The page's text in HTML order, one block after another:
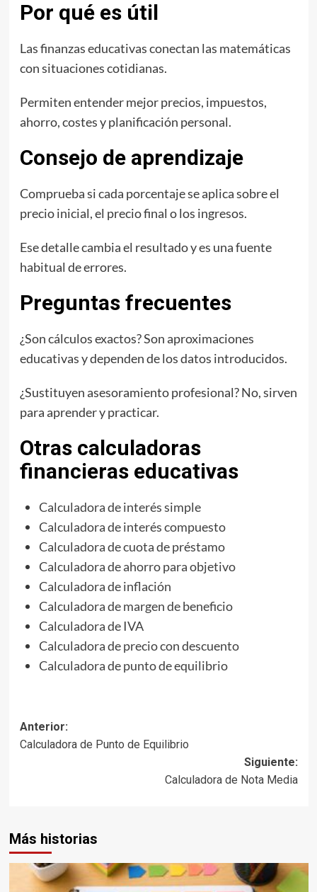
Por qué es útil
Las finanzas educativas conectan las matemáticas
con situaciones cotidianas.
Permiten entender mejor precios, impuestos,
ahorro, costes y planificación personal.
Consejo de aprendizaje
Comprueba si cada porcentaje se aplica sobre el
precio inicial, el precio final o los ingresos.
Ese detalle cambia el resultado y es una fuente
habitual de errores.
Preguntas frecuentes
¿Son cálculos exactos? Son aproximaciones
educativas y dependen de los datos introducidos.
¿Sustituyen asesoramiento profesional? No, sirven
para aprender y practicar.
Otras calculadoras
financieras educativas
Calculadora de interés simple
Calculadora de interés compuesto
Calculadora de cuota de préstamo
Calculadora de ahorro para objetivo
Calculadora de inflación
Calculadora de margen de beneficio
Calculadora de IVA
Calculadora de precio con descuento
Calculadora de punto de equilibrio
Navegación
de
Anterior:
Calculadora de Punto de Equilibrio
Siguiente:
Calculadora de Nota Media
Más historias